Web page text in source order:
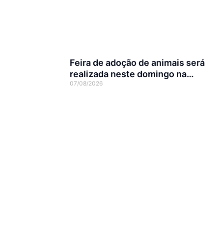
Feira de adoção de animais será
realizada neste domingo na
Arena Joinville
07/08/2026